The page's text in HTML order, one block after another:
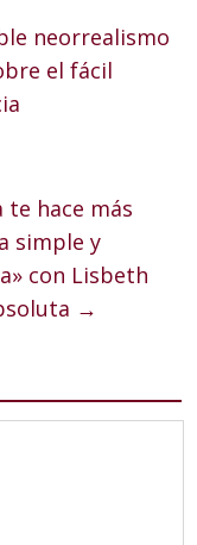
neorrealismo
el fácil
hace más
simple y
con Lisbeth
→